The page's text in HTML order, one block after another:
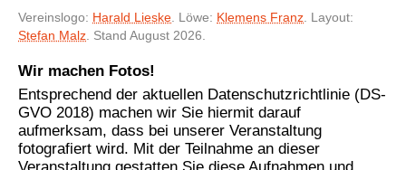
Vereinslogo: Harald Lieske . Löwe: Klemens Franz . Layout:
Stefan Malz . Stand August 2026.
Wir machen Fotos!
Entsprechend der aktuellen Datenschutzrichtlinie (DS-
GVO 2018) machen wir Sie hiermit darauf
aufmerksam, dass bei unserer Veranstaltung
fotografiert wird. Mit der Teilnahme an dieser